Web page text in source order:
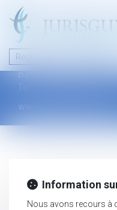
46 avenue de la liberté
B.P.315 - 97327
Tel : +594 594 29 45 35
www.jurisguyane.com
Information
Nous avons recours à